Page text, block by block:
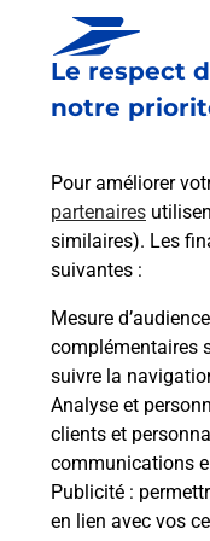
Le respect
notre
Pour améliorer
partenaires
similaires). Les
suivantes :
Mesure d’audience
complémentaires
suivre la
Analyse et
clients et
communications
Publicité :
en lien avec vos
Collecte du
5 Rue De L Eglise
02360 Mont Saint
Itinéraire
Le lien s'ouvre dans un